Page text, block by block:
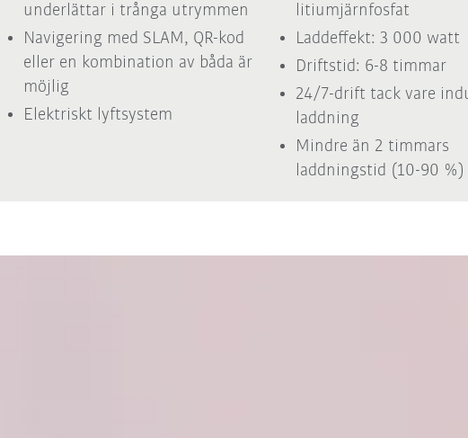
underlättar i trånga utrymmen
Navigering med SLAM, QR-kod
eller en kombination av båda är
möjlig
Elektriskt lyftsystem
litiumjärnfosfat
Laddeffekt: 3 000 watt
Driftstid: 6-8 timmar
24/7-drift tack vare
laddning
Mindre än 2 timmars
laddningstid (10-90 %)